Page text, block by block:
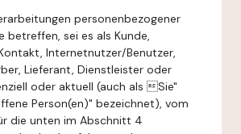
personenbezogener
betreffen, sei es als Kunde,
Internetnutzer/Benutzer,
Lieferant, Dienstleister oder
oder aktuell (auch als Sie"
Person(en)" bezeichnet), vom
die unten im Abschnitt 4